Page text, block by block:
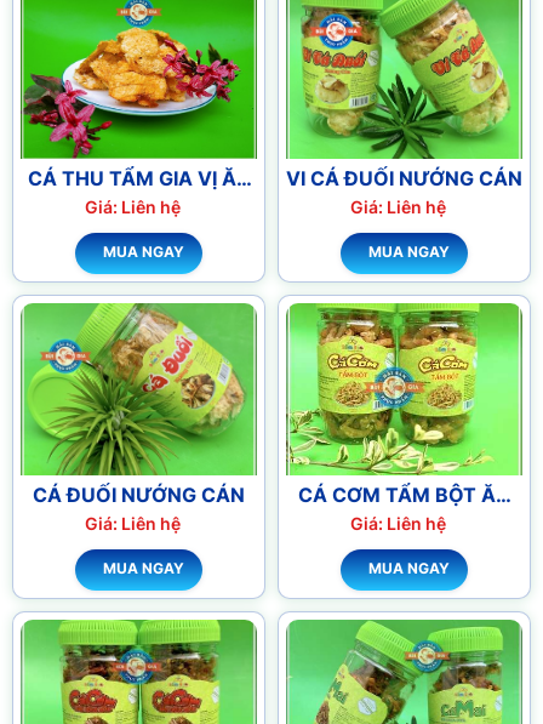
CÁ THU TẨM GIA VỊ ĂN
LIỀN
Giá: Liên hệ
MUA NGAY
VI CÁ ĐUỐI NƯỚNG CÁN
Giá: Liên hệ
MUA NGAY
CÁ ĐUỐI NƯỚNG CÁN
Giá: Liên hệ
MUA NGAY
CÁ CƠM TẨM BỘT ĂN
LIỀN
Giá: Liên hệ
MUA NGAY